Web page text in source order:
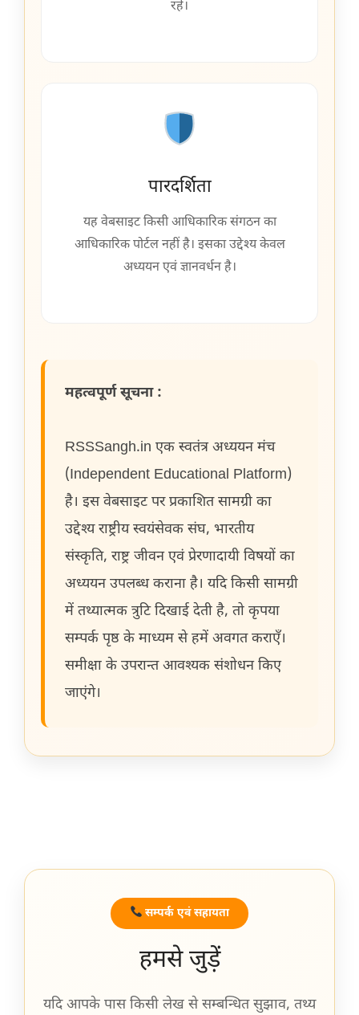
रहे।
पारदर्शिता
यह वेबसाइट किसी आधिकारिक संगठन का
आधिकारिक पोर्टल नहीं है। इसका उद्देश्य केवल
अध्ययन एवं ज्ञानवर्धन है।
महत्वपूर्ण सूचना :
RSSSangh.in एक स्वतंत्र अध्ययन मंच
(Independent Educational Platform)
है। इस वेबसाइट पर प्रकाशित सामग्री का
उद्देश्य राष्ट्रीय स्वयंसेवक संघ, भारतीय
संस्कृति, राष्ट्र जीवन एवं प्रेरणादायी विषयों का
अध्ययन उपलब्ध कराना है। यदि किसी सामग्री
में तथ्यात्मक त्रुटि दिखाई देती है, तो कृपया
सम्पर्क पृष्ठ के माध्यम से हमें अवगत कराएँ।
समीक्षा के उपरान्त आवश्यक संशोधन किए
जाएंगे।
सम्पर्क एवं सहायता
हमसे जुड़ें
यदि आपके पास किसी लेख से सम्बन्धित सुझाव, तथ्य